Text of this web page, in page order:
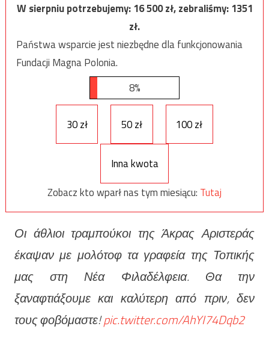
W sierpniu potrzebujemy:16 500zł, zebraliśmy:1351
zł.
Państwa wsparcie jest niezbędne dla funkcjonowania
Fundacji Magna Polonia.
8%
30 zł 50 zł 100 zł
Inna kwota
Zobacz kto wparł nas tym miesiącu: Tutaj
Οι άθλιοι τραμπούκοι της Άκρας Αριστεράς
έκαψαν με μολότοφ τα γραφεία της Τοπικής
μας στη Νέα Φιλαδέλφεια. Θα την
ξαναφτιάξουμε και καλύτερη από πριν, δεν
τους φοβόμαστε!pic.twitter.com/AhYI74Dqb2